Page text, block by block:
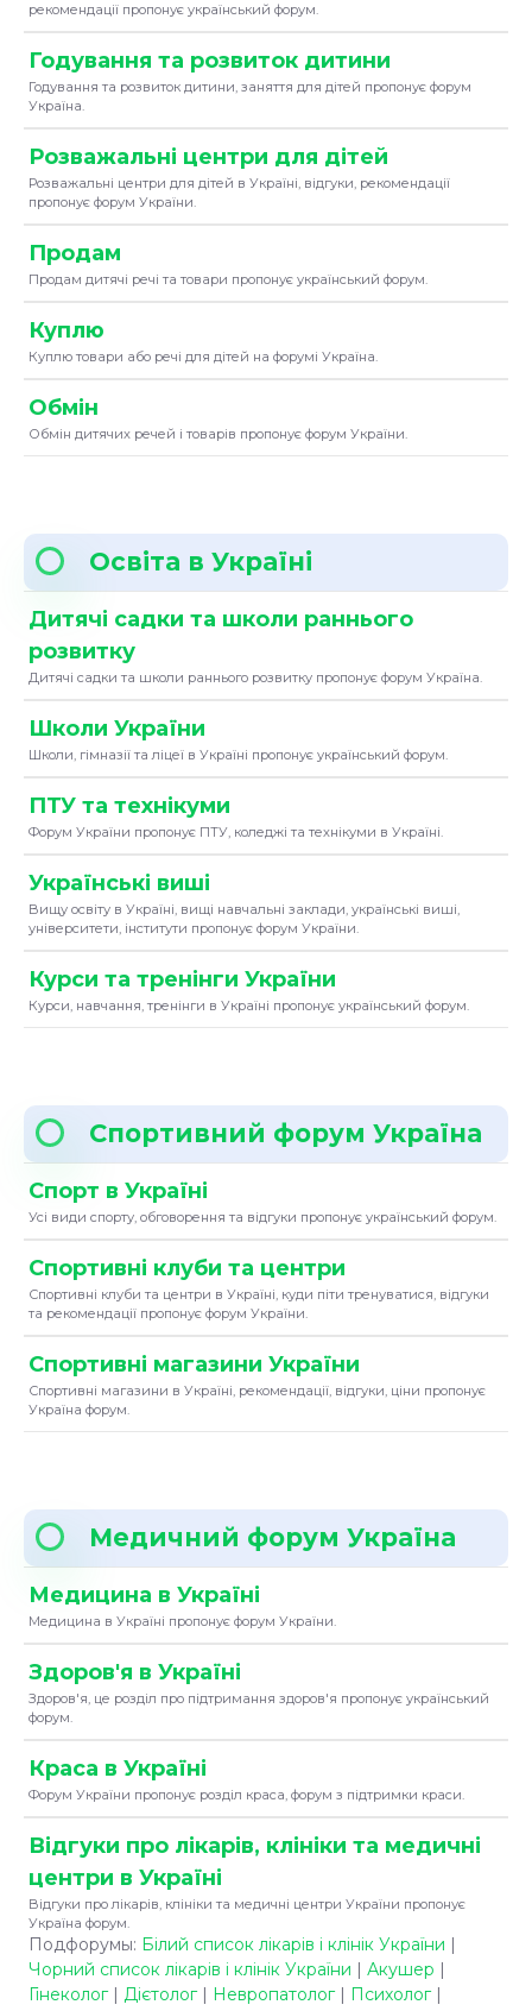
рекомендації пропонує український форум.
Годування та розвиток дитини
Годування та розвиток дитини, заняття для дітей пропонує форум
Україна.
Розважальні центри для дітей
Розважальні центри для дітей в Україні, відгуки, рекомендації
пропонує форум України.
Продам
Продам дитячі речі та товари пропонує український форум.
Куплю
Куплю товари або речі для дітей на форумі Україна.
Обмін
Обмін дитячих речей і товарів пропонує форум України.
Освіта в Україні
Дитячі садки та школи раннього
розвитку
Дитячі садки та школи раннього розвитку пропонує форум Україна.
Школи України
Школи, гімназії та ліцеї в Україні пропонує український форум.
ПТУ та технікуми
Форум України пропонує ПТУ, коледжі та технікуми в Україні.
Українські виші
Вищу освіту в Україні, вищі навчальні заклади, українські виші,
університети, інститути пропонує форум України.
Курси та тренінги України
Курси, навчання, тренінги в Україні пропонує український форум.
Спортивний форум Україна
Спорт в Україні
Усі види спорту, обговорення та відгуки пропонує український форум.
Спортивні клуби та центри
Спортивні клуби та центри в Україні, куди піти тренуватися, відгуки
та рекомендації пропонує форум України.
Спортивні магазини України
Спортивні магазини в Україні, рекомендації, відгуки, ціни пропонує
Україна форум.
Медичний форум Україна
Медицина в Україні
Медицина в Україні пропонує форум України.
Здоров'я в Україні
Здоров'я, це розділ про підтримання здоров'я пропонує український
форум.
Краса в Україні
Форум України пропонує розділ краса, форум з підтримки краси.
Відгуки про лікарів, клініки та медичні
центри в Україні
Відгуки про лікарів, клініки та медичні центри України пропонує
Україна форум.
Подфорумы: Білий список лікарів і клінік України |
Чорний список лікарів і клінік України | Акушер |
Гінеколог| Дієтолог| Невропатолог| Психолог|